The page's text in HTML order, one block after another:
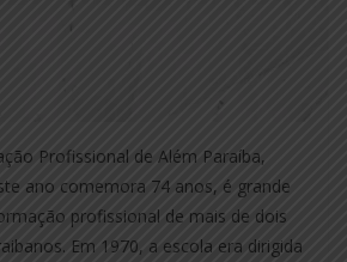
Profissional de Além Paraíba,
ano comemora 74 anos, é grande
profissional de mais de dois
Em 1970, a escola era dirigida